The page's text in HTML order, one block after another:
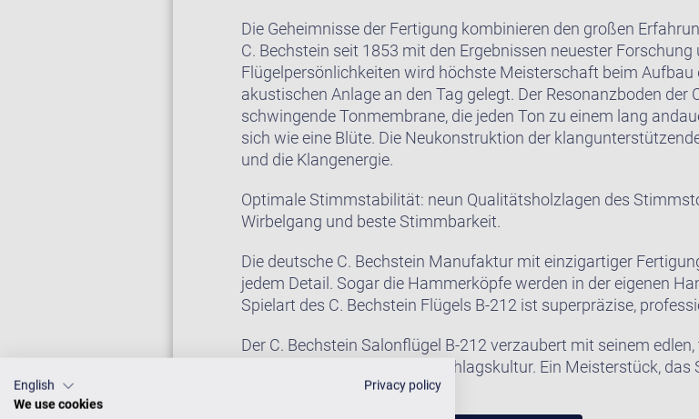
Die Geheimnisse der Fertigung kombinieren den großen
C. Bechstein seit 1853 mit den Ergebnissen neuester
Flügelpersönlichkeiten wird höchste Meisterschaft beim
akustischen Anlage an den Tag gelegt. Der Resonanzboden der
schwingende Tonmembrane, die jeden Ton zu einem lang
sich wie eine Blüte. Die Neukonstruktion der
und die Klangenergie.
Optimale Stimmstabilität: neun Qualitätsholzlagen des
Wirbelgang und beste Stimmbarkeit.
Die deutsche C. Bechstein Manufaktur mit einzigartiger
jedem Detail. Sogar die Hammerköpfe werden in der eigenen
Spielart des C. Bechstein Flügels B-212 ist superpräzise,
Der C. Bechstein Salonflügel B-212 verzaubert mit seinem
und seiner wundervollen Anschlagskultur. Ein Meisterstück,
English
Privacy policy
We use cookies